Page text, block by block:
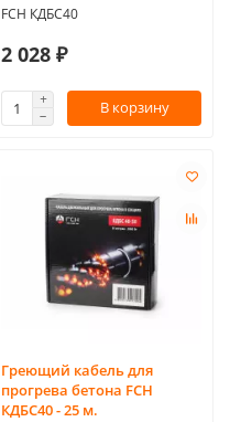
FCH КДБС40
2 028 ₽
В корзину
Греющий кабель для
прогрева бетона FCH
КДБС40 - 25 м.